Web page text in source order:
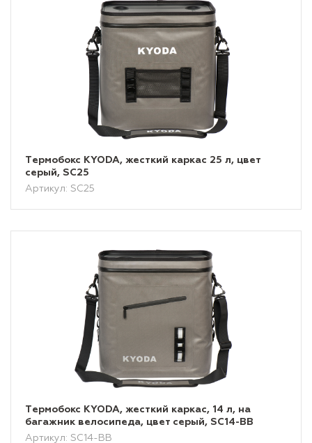
Tермобокс KYODA, жесткий каркас 25 л, цвет
серый, SC25
Артикул: SC25
Tермобокс KYODA, жесткий каркас, 14 л, на
багажник велосипеда, цвет серый, SC14-BB
Артикул: SC14-BB